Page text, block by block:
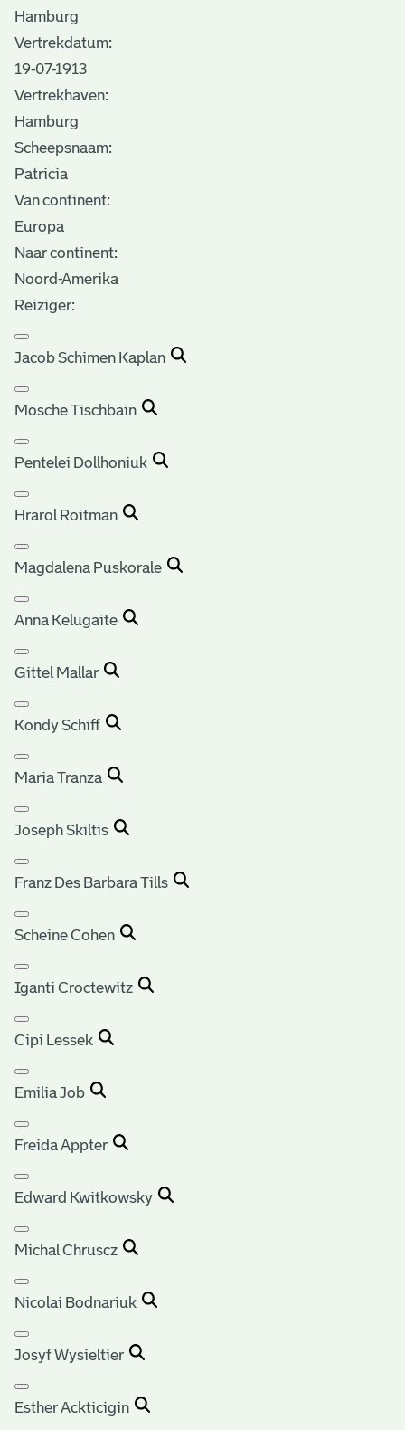
Hamburg
Vertrekdatum:
19-07-1913
Vertrekhaven:
Hamburg
Scheepsnaam:
Patricia
Van continent:
Europa
Naar continent:
Noord-Amerika
Reiziger:
Jacob Schimen Kaplan
Mosche Tischbain
Pentelei Dollhoniuk
Hrarol Roitman
Magdalena Puskorale
Anna Kelugaite
Gittel Mallar
Kondy Schiff
Maria Tranza
Joseph Skiltis
Franz Des Barbara Tills
Scheine Cohen
Iganti Croctewitz
Cipi Lessek
Emilia Job
Freida Appter
Edward Kwitkowsky
Michal Chruscz
Nicolai Bodnariuk
Josyf Wysieltier
Esther Ackticigin